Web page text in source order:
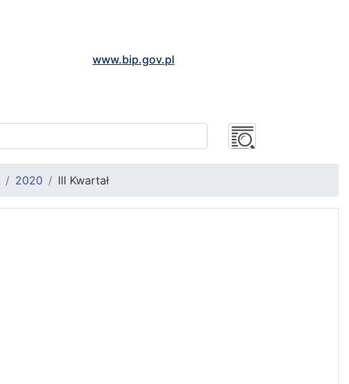
www.bip.gov.pl
2020 III Kwartał